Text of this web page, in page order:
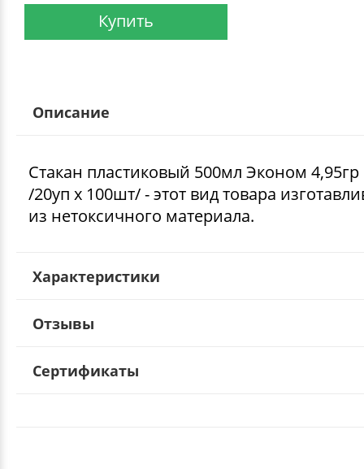
Купить
Описание
Стакан пластиковый 500мл Эконом
/20уп х 100шт/ - этот вид товара
из нетоксичного материала.
Характеристики
Отзывы
Сертификаты